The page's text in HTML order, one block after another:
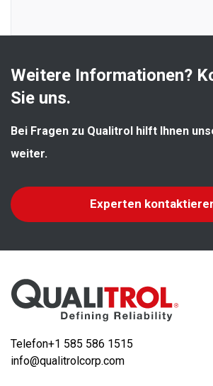
Weitere Informationen?
Sie uns.
Bei Fragen zu Qualitrol hilft Ihnen
weiter.
Experten
Telefon+1 585 586 1515
info@qualitrolcorp.com